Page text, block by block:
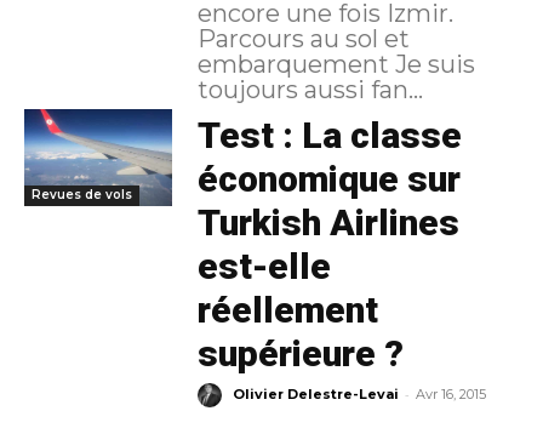
encore une fois Izmir.
Parcours au sol et
embarquement Je suis
toujours aussi fan...
Revues de vols
Test : La classe
économique sur
Turkish Airlines
est-elle
réellement
supérieure ?
Olivier Delestre-Levai - Avr 16, 2015